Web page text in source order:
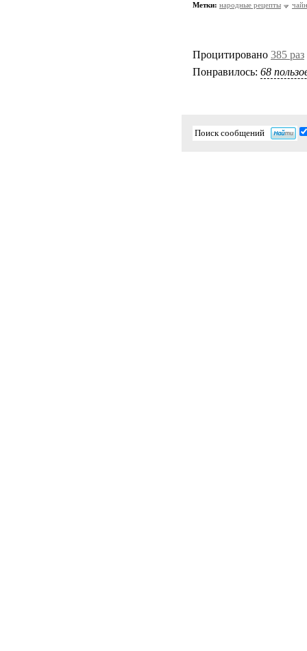
Метки: народные рецепты
Процитировано 385 раз
Понравилось: 68